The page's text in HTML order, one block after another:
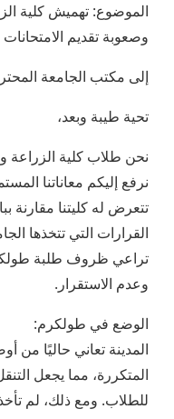
الموضوع: تهميش كلية
وصعوبة تقديم
إلى مكتب الجامعة
تحية طيبة وبعد،
نحن طلاب كلية
نرفع إليكم معاناتنا
تتعرض له كليتنا مقارنة
القرارات التي تتخذها
تراعي ظروف طلبة
وعدم الاستقرار.
الوضع في طولكرم:
المدينة تعاني حاليًا من
المتكررة، مما يجعل
للطلاب. ومع ذلك، لم تأخذ